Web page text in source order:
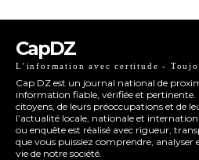
CapDZ
L’information avec certitude -
Cap DZ est un journal national de
information fiable, vérifiée et pertinente.
citoyens, de leurs préoccupations et de
l’actualité locale, nationale et
ou enquête est réalisé avec rigueur,
que vous puissiez comprendre,
vie de notre société.